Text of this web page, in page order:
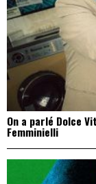
On a parlé Dolce
Femminielli